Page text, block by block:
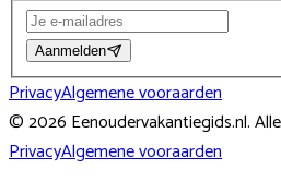
Aanmelden
PrivacyAlgemene vooraarden
©2026 Eenoudervakantiegids.nl.
PrivacyAlgemene vooraarden